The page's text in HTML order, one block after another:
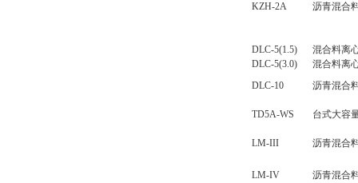
KZH-2A 沥青混合
DLC-5(1.5)
混合料离
DLC-5(3.0)
混合料离
DLC-10
沥青混合
TD5A-WS 台式大容
LM-III 沥青混合
LM-IV 沥青混合